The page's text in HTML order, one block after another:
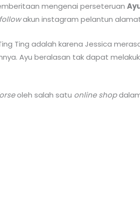
mengenai perseteruan
akun instagram pelantun
Ting adalah karena Jessica
Ayu beralasan tak dapat
oleh salah satu online shop